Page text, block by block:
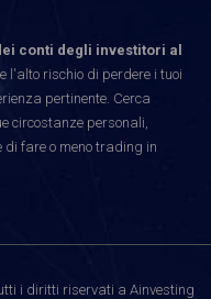
conti degli investitori al
l'alto rischio di perdere i tuoi
pertinente. Cerca
circostanze personali,
di fare o meno trading in
i diritti riservati a Ainvesting